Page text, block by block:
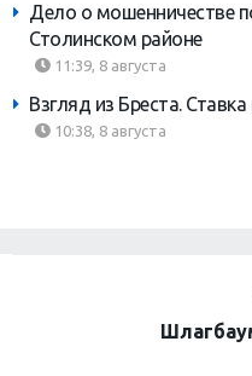
Дело о мошенничестве
Столинском районе
11:39, 8 августа
Взгляд из Бреста.
10:38, 8 августа